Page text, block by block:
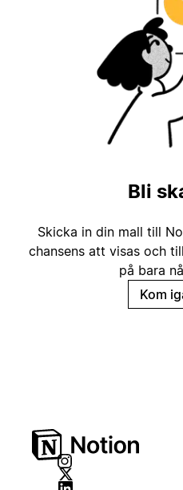
Bli
Skicka in din mall till
chansens att visas och
på bara
Kom